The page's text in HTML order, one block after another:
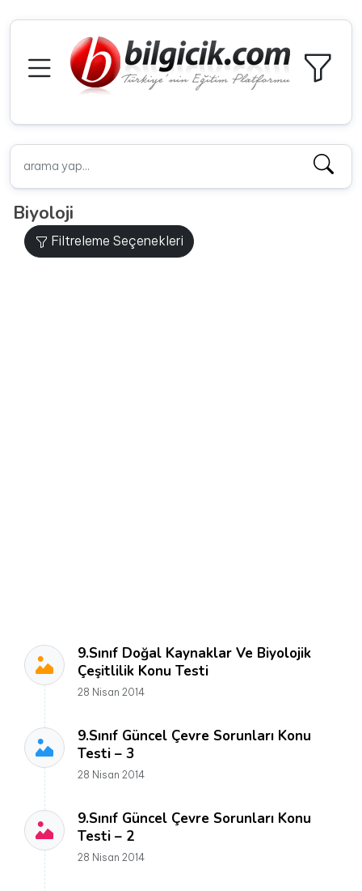
Biyoloji
Filtreleme Seçenekleri
9.Sınıf Doğal Kaynaklar Ve Biyolojik
Çeşitlilik Konu Testi
28 Nisan 2014
9.Sınıf Güncel Çevre Sorunları Konu
Testi – 3
28 Nisan 2014
9.Sınıf Güncel Çevre Sorunları Konu
Testi – 2
28 Nisan 2014